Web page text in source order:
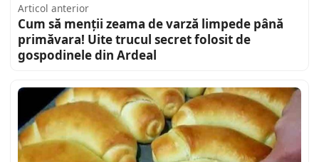
Articol anterior
Cum să menții zeama de varză limpede până
primăvara! Uite trucul secret folosit de
gospodinele din Ardeal